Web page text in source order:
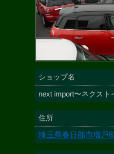
ショップ名
next import〜ネクスト
住所
埼玉県春日部市増戸